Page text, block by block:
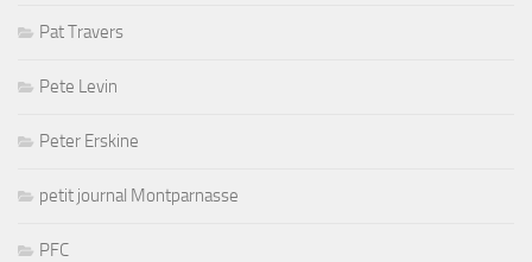
Pat Travers
Pete Levin
Peter Erskine
petit journal Montparnasse
PFC